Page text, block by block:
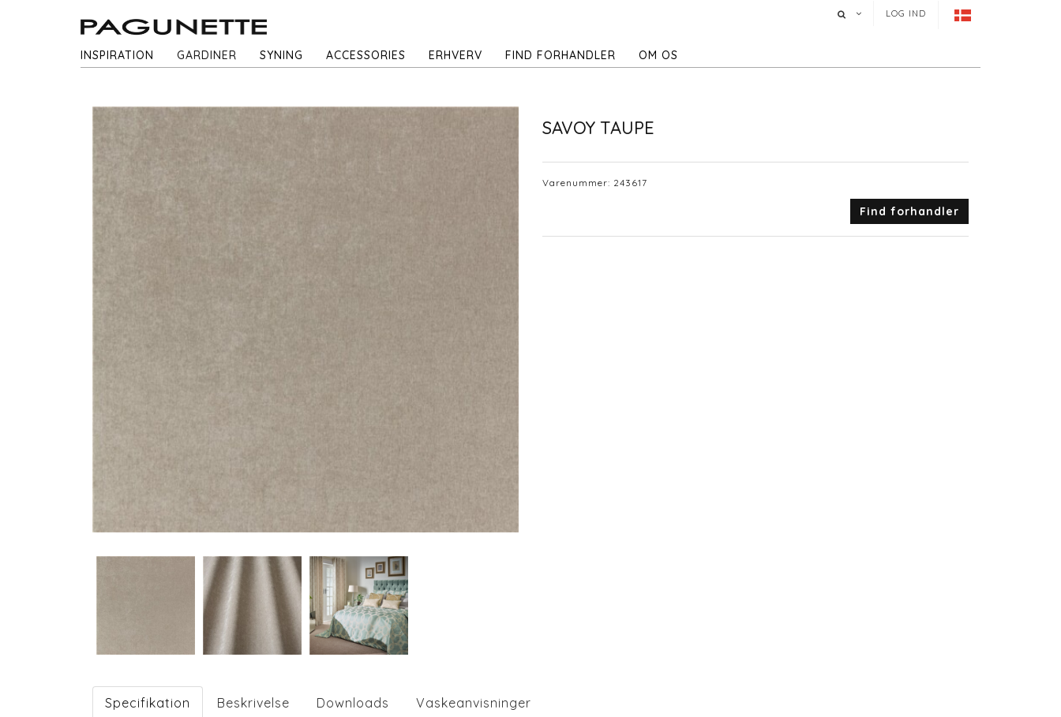
LOG IND
INSPIRATION GARDINER SYNING ACCESSORIES ERHVERV FIND FORHANDLER OM OS
SAVOY TAUPE
Varenummer: 243617
Find forhandler
Specifikation Beskrivelse Downloads Vaskeanvisninger